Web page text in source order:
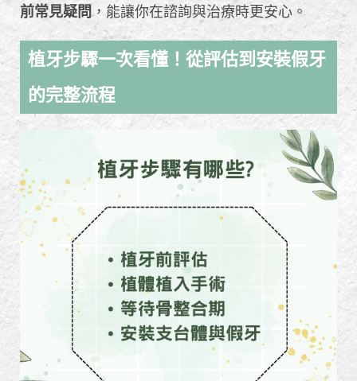
前常見疑問，能讓你在諮詢與治療時更安心。
植牙步驟一次看懂！從評估到安裝假牙
的完整流程